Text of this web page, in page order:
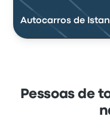
Autocarros de
Pessoas de